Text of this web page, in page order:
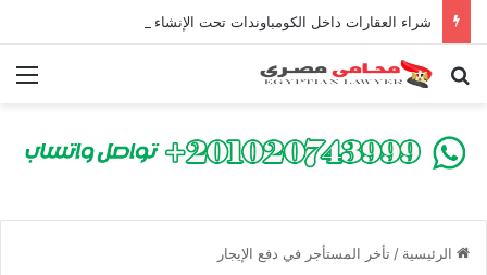
بحث عن
الرئيسية / تأخر المستأجر في دفع الإيجار